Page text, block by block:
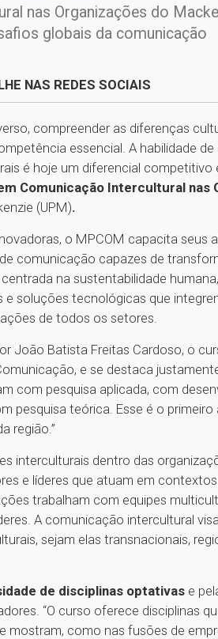
nas Organizações do
globais da comunicação
NAS REDES SOCIAIS
compreender as diferenças
essencial. A habilidade
é hoje um diferencial competitivo
Comunicação Intercultural nas
(UPM).
o MPCOM capacita seus
comunicação capazes de
na sustentabilidade
soluções tecnológicas que
de todos os setores.
João Batista Freitas Cardoso, o
e se destaca
com pesquisa aplicada, com
pesquisa teórica. Esse é o
região.”
interculturais dentro das
e líderes que atuam em contextos
trabalham com equipes
A comunicação intercultural
sejam elas transnacionais,
de disciplinas optativas e
“O curso oferece disciplinas
como nas fusões de